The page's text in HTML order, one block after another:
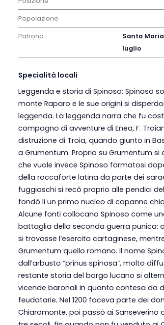
Popolazione
Patrono
Santa
luglio
Specialità locali
Leggenda e storia di Spinoso: Spinoso
monte Raparo e le sue origini si
leggenda. La leggenda narra che fu
compagno di avventure di Enea, F.
distruzione di Troia, quando giunto in
a Grumentum. Proprio su Grumentum si
che vuole invece Spinoso formatosi
della roccaforte latina da parte dei
fuggiaschi si recò proprio alle pendici
fondò li un primo nucleo di capanne
Alcune fonti collocano Spinoso come
battaglia della seconda guerra punica:
si trovasse l’esercito cartaginese,
Grumentum quello romano. Il nome
dall’arbusto “prinus spinosa”, molto
restante storia del borgo lucano si
vicende baronali in quanto contesa da
feudatarie. Nel 1200 faceva parte dei
Chiaromonte, poi passò ai Sanseverino